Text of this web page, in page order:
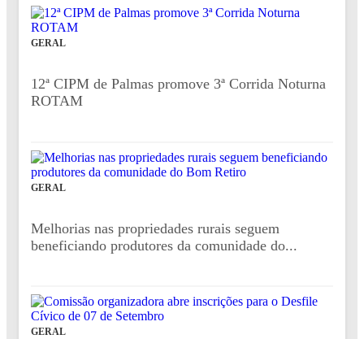
GERAL
12ª CIPM de Palmas promove 3ª Corrida Noturna
ROTAM
GERAL
Melhorias nas propriedades rurais seguem
beneficiando produtores da comunidade do...
GERAL